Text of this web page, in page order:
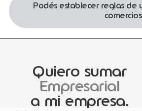
Podés establecer reglas de
Quiero sumar
Empresarial
a mi empresa.